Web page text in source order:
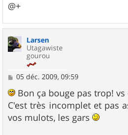
@+
Larsen
Utagawiste
gourou
M
s
a
g
e
05 déc. 2009, 09:59
Bon ça bouge pas trop! vs
C'est très incomplet et pas
vos mulots, les gars